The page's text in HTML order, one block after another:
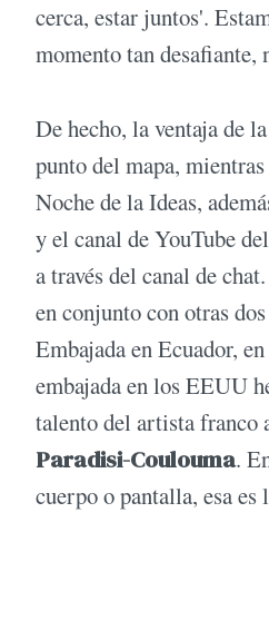
cerca, estar juntos'.
momento tan desafiante,
De hecho, la ventaja de
punto del mapa,
Noche de la Ideas,
y el canal de YouTube del
a través del canal de
en conjunto con otras
Embajada en Ecuador,
embajada en los EEUU
talento del artista franco
Paradisi-Coulouma.
cuerpo o pantalla, esa es